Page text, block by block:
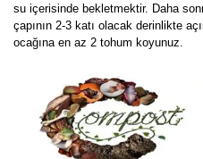
su içerisinde bekletmektir. Daha
çapının 2-3 katı olacak derinlikte
ocağına en az 2 tohum koyunuz.